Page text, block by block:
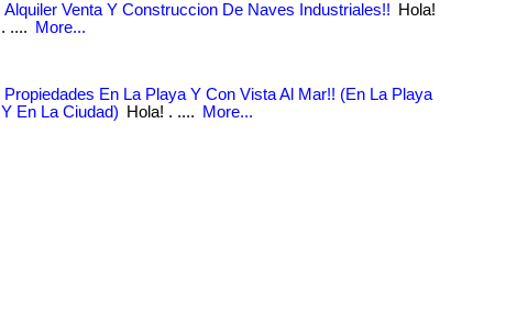
Alquiler Venta Y Construccion De Naves Industriales!!
Hola!
. ....
More...
Propiedades En La Playa Y Con Vista Al Mar!! (En La Playa
Y En La Ciudad)
Hola! . .... More...